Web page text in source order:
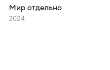
Мир отдельно
2024